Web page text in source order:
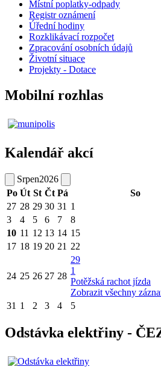
Místní poplatky-odpady
Registr oznámení
Úřední hodiny
Rozklikávací rozpočet
Zpracování osobních údajů
Životní situace
Projekty - Dotace
Mobilní rozhlas
Kalendář akcí
Srpen2026
Po Út St Čt Pá So
27 28 29 30 31 1
3
4 5 6 7 8
10 11 12 13 14 15
17 18 19 20 21 22
24 25 26 27 28
29
1
Potěžská rachot jízda
Zobrazit všechny
31 1 2 3 4 5
Odstávka elektřiny -